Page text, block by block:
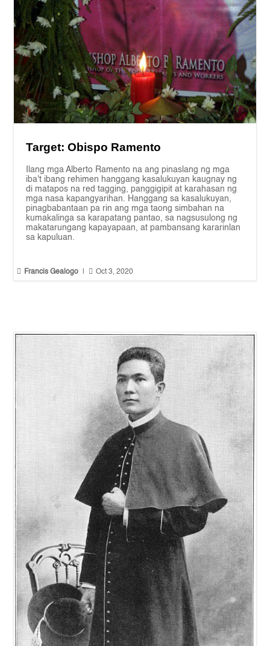
Target: Obispo Ramento
Ilang mga Alberto Ramento na ang pinaslang ng mga
iba't ibang rehimen hanggang kasalukuyan kaugnay ng
di matapos na red tagging, panggigipit at karahasan ng
mga nasa kapangyarihan. Hanggang sa kasalukuyan,
pinagbabantaan pa rin ang mga taong simbahan na
kumakalinga sa karapatang pantao, sa nagsusulong ng
makatarungang kapayapaan, at pambansang kararinlan
sa kapuluan.
 Francis Gealogo  Oct 3, 2020